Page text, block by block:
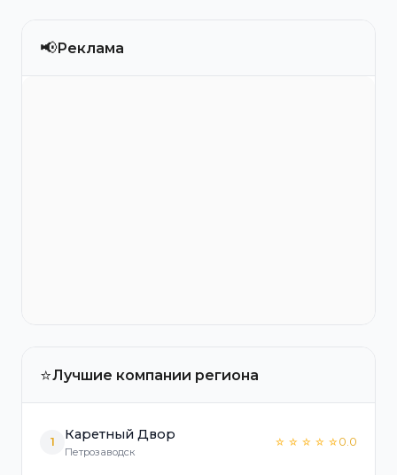
📢Реклама
⭐Лучшие компании региона
1 Каретный Двор
Петрозаводск
☆ ☆ ☆ ☆ ☆0.0